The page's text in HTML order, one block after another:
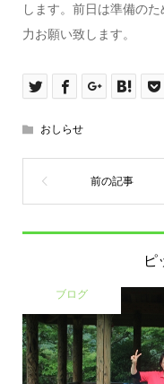
します。前日は準備の
力お願い致します。
おしらせ
ピ
ブログ